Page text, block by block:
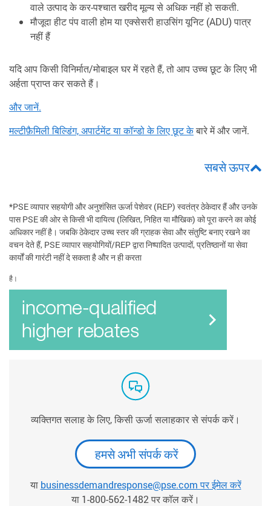
वाले उत्पाद के कर-पश्चात खरीद मूल्य से अधिक नहीं हो सकती.
मौजूदा हीट पंप वाली होम या एक्सेसरी हाउसिंग यूनिट (ADU) पात्र
नहीं हैं
यदि आप किसी विनिर्मात/मोबाइल घर में रहते हैं, तो आप उच्च छूट के लिए भी
अर्हता प्राप्त कर सकते हैं।
और जानें.
मल्टीफ़ैमिली बिल्डिंग, अपार्टमेंट या कॉन्डो के लिए छूट केबारे में और जानें.
सबसे ऊपर
*PSE व्यापार सहयोगी और अनुशंसित ऊर्जा पेशेवर (REP) स्वतंत्र ठेकेदार हैं और उनके
पास PSE की ओर से किसी भी दायित्व (लिखित, निहित या मौखिक) को पूरा करने का कोई
अधिकार नहीं है। जबकि ठेकेदार उच्च स्तर की ग्राहक सेवा और संतुष्टि बनाए रखने का
वचन देते हैं, PSE व्यापार सहयोगियों/REP द्वारा निष्पादित उत्पादों, प्रतिष्ठानों या सेवा
कार्यों की गारंटी नहीं दे सकता है और न ही करता
है।
व्यक्तिगत सलाह के लिए, किसी ऊर्जा सलाहकार से संपर्क करें।
हमसे अभी संपर्क करें
या businessdemandresponse@pse.com पर ईमेल करें
या 1-800-562-1482 पर कॉल करें।